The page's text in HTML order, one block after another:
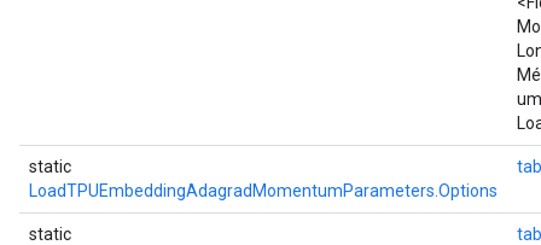
static
LoadTPUEmbeddingAdagradMomentumParameters.Options
static